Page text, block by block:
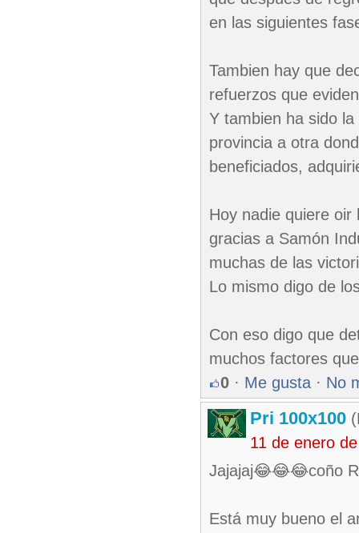
en las siguientes
Tambien hay que
refuerzos que
Y tambien ha sido
provincia a otra
beneficiados,
Hoy nadie quiere
gracias a Samón
muchas de las
Lo mismo digo de
Con eso digo que
muchos factores
0 · Me gusta · No
Pri 100x100
11 de enero
Jajajaj😂😂😂coño
Está muy bueno el